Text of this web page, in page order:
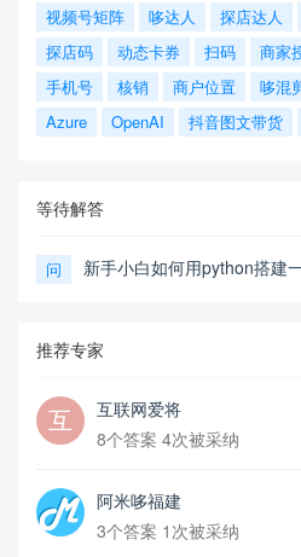
视频号矩阵
哆达人 探店达人
探店码
动态卡券 扫码 商家
手机号
核销 商户位置 哆混
Azure
OpenAI 抖音图文带货
等待解答
问 新手小白如何用python搭建
推荐专家
互联网爱将
8个答案 4次被采纳
阿米哆福建
3个答案 1次被采纳